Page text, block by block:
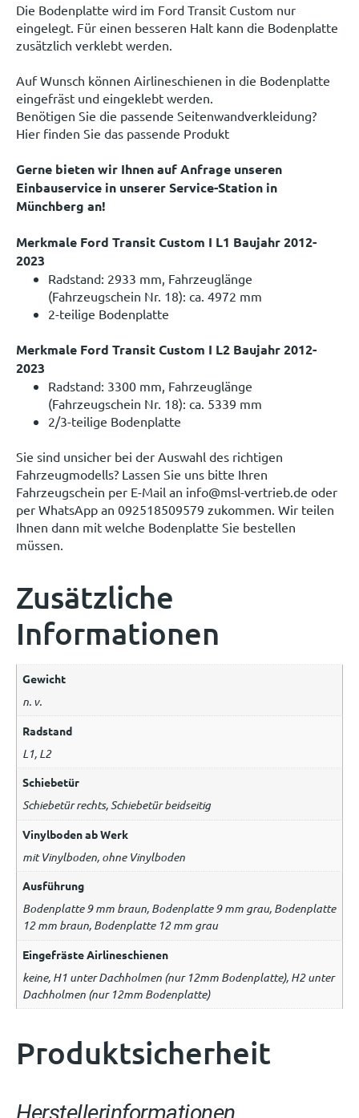
Die Bodenplatte wird im Ford Transit Custom nur
eingelegt. Für einen besseren Halt kann die Bodenplatte
zusätzlich verklebt werden.
Auf Wunsch können Airlineschienen in die Bodenplatte
eingefräst und eingeklebt werden.
Benötigen Sie die passende Seitenwandverkleidung?
Hier finden Sie das passende Produkt
Gerne bieten wir Ihnen auf Anfrage unseren
Einbauservice in unserer Service-Station in
Münchberg an!
Merkmale Ford Transit Custom I L1 Baujahr 2012-
2023
Radstand: 2933 mm, Fahrzeuglänge
(Fahrzeugschein Nr. 18): ca. 4972 mm
2-teilige Bodenplatte
Merkmale Ford Transit Custom I L2 Baujahr 2012-
2023
Radstand: 3300 mm, Fahrzeuglänge
(Fahrzeugschein Nr. 18): ca. 5339 mm
2/3-teilige Bodenplatte
Sie sind unsicher bei der Auswahl des richtigen
Fahrzeugmodells? Lassen Sie uns bitte Ihren
Fahrzeugschein per E-Mail an info@msl-vertrieb.de oder
per WhatsApp an 092518509579 zukommen. Wir teilen
Ihnen dann mit welche Bodenplatte Sie bestellen
müssen.
Zusätzliche
Informationen
Gewicht
n. v.
Radstand
L1, L2
Schiebetür
Schiebetür rechts, Schiebetür beidseitig
Vinylboden ab Werk
mit Vinylboden, ohne Vinylboden
Ausführung
Bodenplatte 9 mm braun, Bodenplatte 9 mm grau, Bodenplatte
12 mm braun, Bodenplatte 12 mm grau
Eingefräste Airlineschienen
keine, H1 unter Dachholmen (nur 12mm Bodenplatte), H2 unter
Dachholmen (nur 12mm Bodenplatte)
Produktsicherheit
Herstellerinformationen